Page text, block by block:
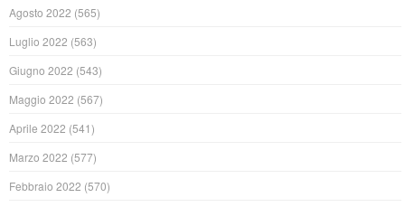
Agosto 2022 (565)
Luglio 2022 (563)
Giugno 2022 (543)
Maggio 2022 (567)
Aprile 2022 (541)
Marzo 2022 (577)
Febbraio 2022 (570)